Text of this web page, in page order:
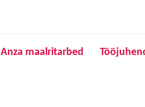
Anza maalritarbed